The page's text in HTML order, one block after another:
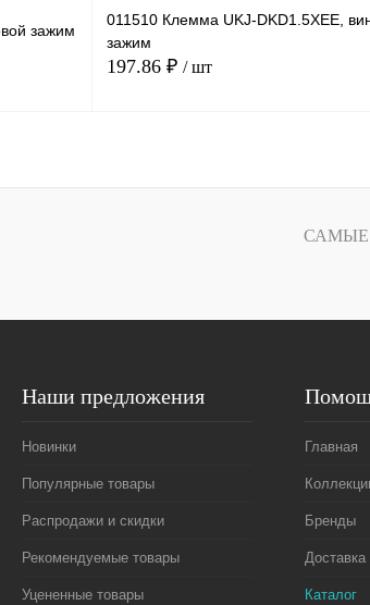
зажим
011510 Клемма UKJ-DKD1.5XEE,
зажим
197.86 ₽ / шт
САМЫЕ
Наши предложения
Новинки
Популярные товары
Распродажи и скидки
Рекомендуемые товары
Уцененные товары
Главная
Бренды
Доставка
Каталог